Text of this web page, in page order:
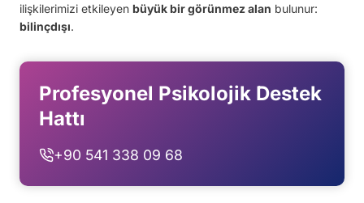
ilişkilerimizi etkileyen büyük bir görünmez alan bulunur:
bilinçdışı.
Profesyonel Psikolojik Destek
Hattı
+90 541 338 09 68